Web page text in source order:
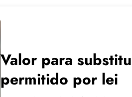
Valor para
permitido por lei